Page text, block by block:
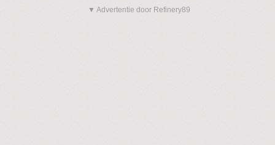
▼ Advertentie door Refinery89